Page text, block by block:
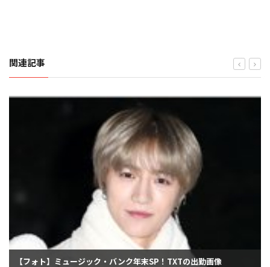
関連記事
【フォト】ミュージック・バンク年末SP！TXTの出勤画像